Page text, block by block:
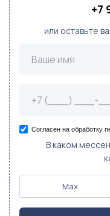
+7
или оставьте
Согласен на обработку
В каком
Max